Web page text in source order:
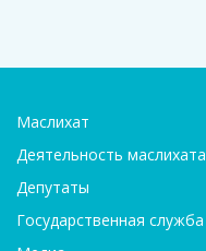
Маслихат
Деятельность маслихата
Депутаты
Государственная служба